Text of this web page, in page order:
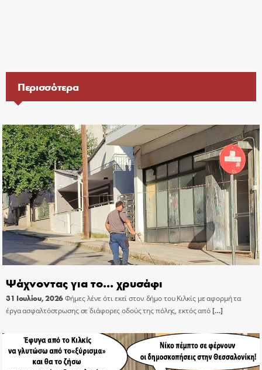
Περισσότερα
Ψάχνοντας για το… χρυσάφι
31 Ιουλίου, 2026Φήμες λένε ότι εκεί στον δήμο του Κιλκίς με αφορμή τα
έργα ασφαλτόστρωσης σε διάφορες οδούς της πόλης, εκτός από[…]